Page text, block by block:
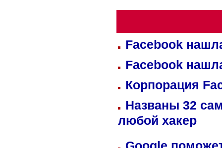
Facebook
Facebook
Корпорация
Названы 32
любой хакер